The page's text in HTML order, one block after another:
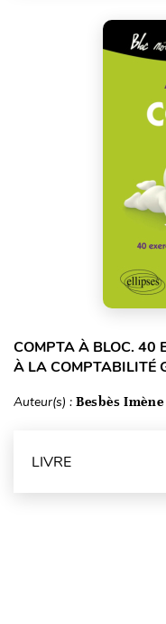
COMPTA À BLOC. 40
À LA COMPTABILITÉ
Auteur(s) : Besbès Imène
LIVRE